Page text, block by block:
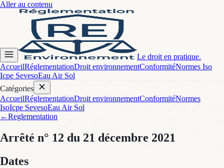
Aller au contenu
Le droit en pratique.
AccueilRéglementationDroit environnementConformitéNormes Iso
Icpe SevesoEau Air Sol
Catégories
AccueilRéglementationDroit environnementConformitéNormes
IsoIcpe SevesoEau Air Sol
←Reglementation
Arrêté n° 12 du 21 décembre 2021
Dates